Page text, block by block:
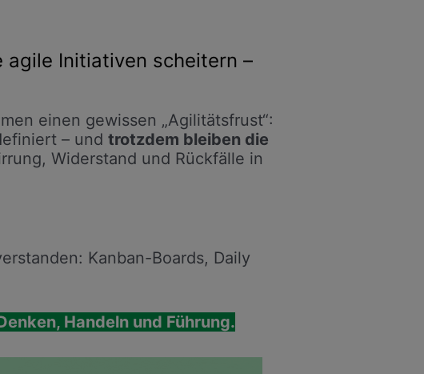
Initiativen scheitern –
einen gewissen „Agilitätsfrust“:
– undtrotzdem bleiben die
Widerstand und Rückfälle in
Kanban-Boards, Daily
Handeln und Führung.